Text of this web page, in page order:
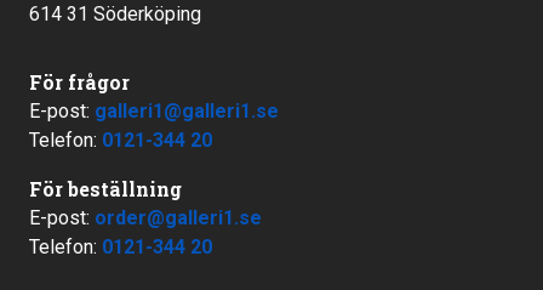
614 31 Söderköping
För frågor
E-post: galleri1@galleri1.se
Telefon: 0121-344 20
För beställning
E-post: order@galleri1.se
Telefon: 0121-344 20